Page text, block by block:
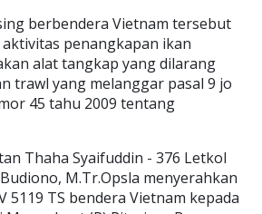
berbendera Vietnam tersebut
penangkapan ikan
alat tangkap yang dilarang
trawl yang melanggar pasal 9 jo
45 tahu 2009 tentang
Thaha Syaifuddin - 376 Letkol
M.Tr.Opsla menyerahkan
5119 TS bendera Vietnam kepada